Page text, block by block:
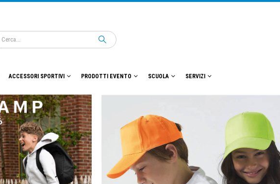
ACCESSORI SPORTIVI PRODOTTI EVENTO SCUOLA SERVIZI